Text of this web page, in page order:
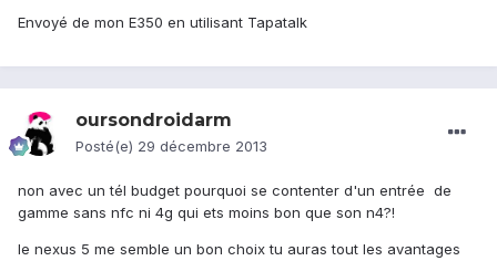
Envoyé de mon E350 en utilisant Tapatalk
oursondroidarm
Posté(e) 29 décembre 2013
non avec un tél budget pourquoi se contenter d'un entrée de
gamme sans nfc ni 4g qui ets moins bon que son n4?!
le nexus 5 me semble un bon choix tu auras tout les avantages